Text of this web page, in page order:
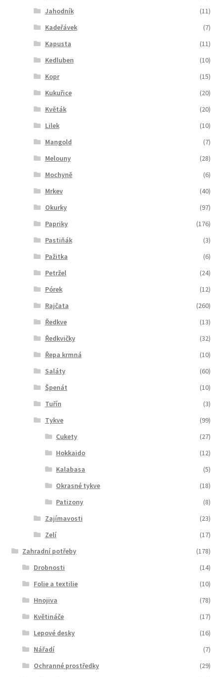
Jahodník
(11)
Kadeřávek
(7)
Kapusta
(11)
Kedluben
(10)
Kopr
(15)
Kukuřice
(20)
Květák
(20)
Lilek
(10)
Mangold
(7)
Melouny
(28)
Mochyně
(6)
Mrkev
(40)
Okurky
(97)
Papriky
(176)
Pastiňák
(3)
Pažitka
(6)
Petržel
(24)
Pórek
(12)
Rajčata
(260)
Ředkve
(13)
Ředkvičky
(32)
Řepa krmná
(10)
Saláty
(60)
Špenát
(10)
Tuřín
(3)
Tykve
(99)
Cukety
(27)
Hokkaido
(12)
Kalabasa
(5)
Okrasné tykve
(18)
Patizony
(8)
Zajímavosti
(23)
Zelí
(17)
Zahradní potřeby
(178)
Drobnosti
(14)
Folie a textilie
(10)
Hnojiva
(78)
Květináče
(17)
Lepové desky
(16)
Nářadí
(7)
Ochranné prostředky
(29)